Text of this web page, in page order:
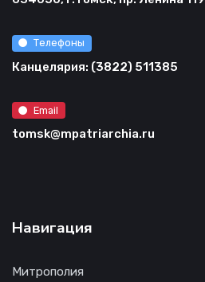
Телефоны
Канцелярия: (3822) 511385
Email
tomsk@mpatriarchia.ru
Навигация
Митрополия